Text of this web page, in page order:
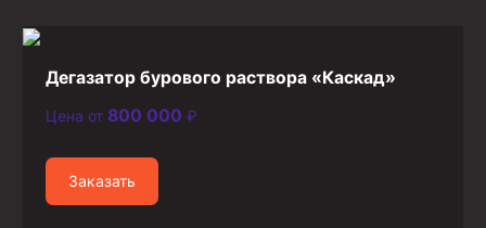
Дегазатор бурового раствора «Каскад»
Цена от 800 000 ₽
Заказать